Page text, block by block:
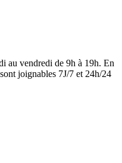
au vendredi de 9h à 19h. En
joignables 7J/7 et 24h/24